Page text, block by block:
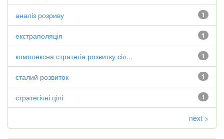
1
аналіз розриву
1
екстраполяція
1
комплексна стратегія розвитку сіл...
1
сталий розвиток
1
стратегічні цілі
next >